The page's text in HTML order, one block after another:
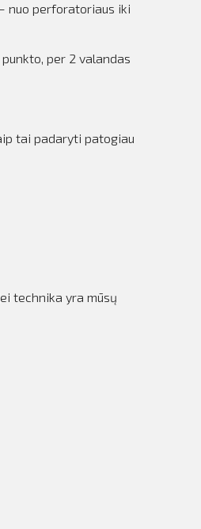
nuo perforatoriaus iki
per 2 valandas
tai padaryti patogiau
technika yra mūsų